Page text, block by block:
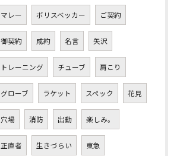
マレー ボリスベッカー ご契約
御契約 成約 名言 矢沢
トレーニング チューブ 肩こり
グローブ ラケット スペック 花見
穴場 消防 出動 楽しみ。
正直者 生きづらい 東急